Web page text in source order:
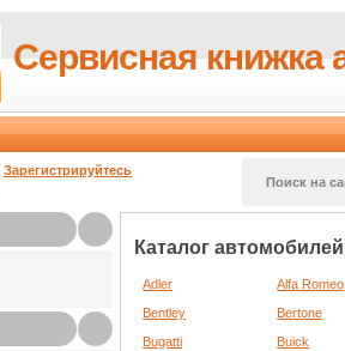
Сервисная книжка
Зарегистрируйтесь
Поиск на
Каталог автомобилей
Adler
Alfa Romeo
Bentley
Bertone
Bugatti
Buick